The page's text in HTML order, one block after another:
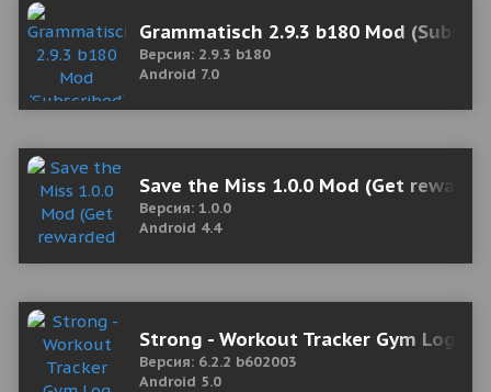
Grammatisch 2.9.3 b180 Mod
Версия: 2.9.3 b180
Android 7.0
Save the Miss 1.0.0 Mod (Get
Версия: 1.0.0
Android 4.4
Strong - Workout Tracker Gym Log
Версия: 6.2.2 b602003
Android 5.0